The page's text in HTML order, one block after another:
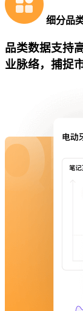
细分品
品类数据支持
业脉络，捕捉